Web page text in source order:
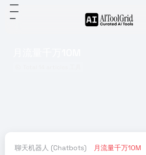
聊天机器人 (Chatbots) 月流量千万10M